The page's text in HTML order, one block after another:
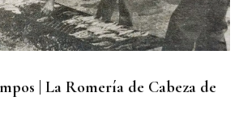
| La Romería de Cabeza de